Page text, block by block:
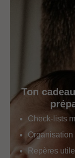
Ton
Check-lists
Repères